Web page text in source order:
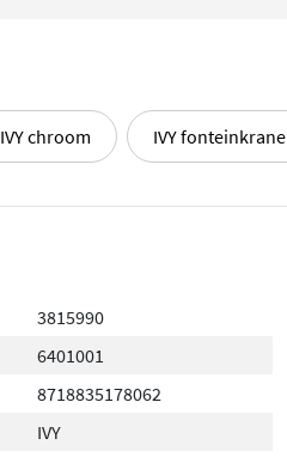
IVY chroom IVY
3815990
6401001
8718835178062
IVY